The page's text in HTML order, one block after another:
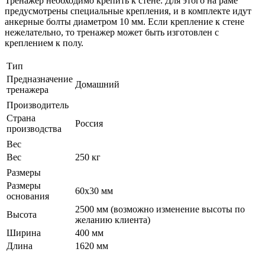
предусмотрены специальные крепления, и в комплекте идут
анкерные болты диаметром 10 мм. Если крепление к стене
нежелательно, то тренажер может быть изготовлен с
креплением к полу.
Тип
Предназначение
тренажера
Домашний
Производитель
Страна
производства
Россия
Вес
Вес
250 кг
Размеры
Размеры
основания
60х30 мм
Высота
2500 мм (возможно изменение высоты по
желанию клиента)
Ширина
400 мм
Длина
1620 мм